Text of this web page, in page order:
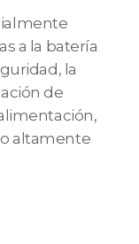
a la batería
la
de
altamente